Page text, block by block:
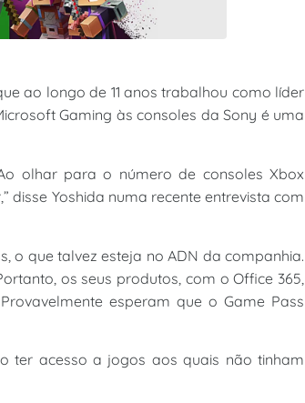
ao longo de 11 anos trabalhou como líder
Gaming às consoles da Sony é uma
olhar para o número de consoles Xbox
disse Yoshida numa recente entrevista com
o que talvez esteja no ADN da companhia.
os seus produtos, com o Office 365,
esperam que o Game Pass
ter acesso a jogos aos quais não tinham